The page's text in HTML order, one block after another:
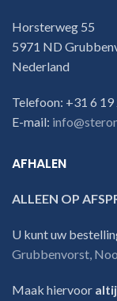
Horsterweg 55
5971 ND
Nederland
Telefoon: +31 6 19
E-mail:
AFHALEN
ALLEEN OP
U kunt uw
Grubbenvorst,
Maak hiervoor